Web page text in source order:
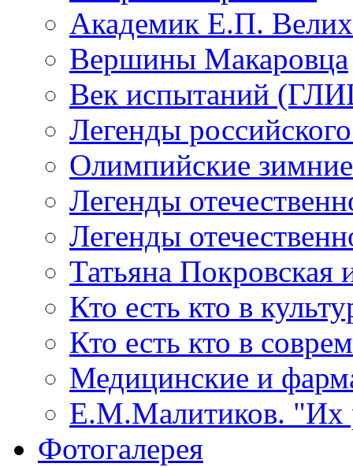
Академик Е.П.
Вершины Макаровца
Век испытаний
Легенды
Олимпийские
Легенды
Легенды
Татьяна Покровская
Кто есть кто в
Кто есть кто в
Медицинские и
Е.М.Малитиков. "Их
Фотогалерея